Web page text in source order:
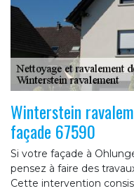
Winterstein
façade 67590
Si votre façade à
pensez à faire des
Cette intervention